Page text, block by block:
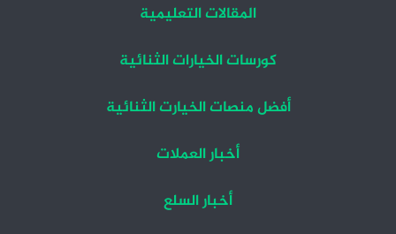
المقالات التعليمية
كورسات الخيارات الثنائية
أفضل منصات الخيارت الثنائية
أخبار العملات
أخبار السلع